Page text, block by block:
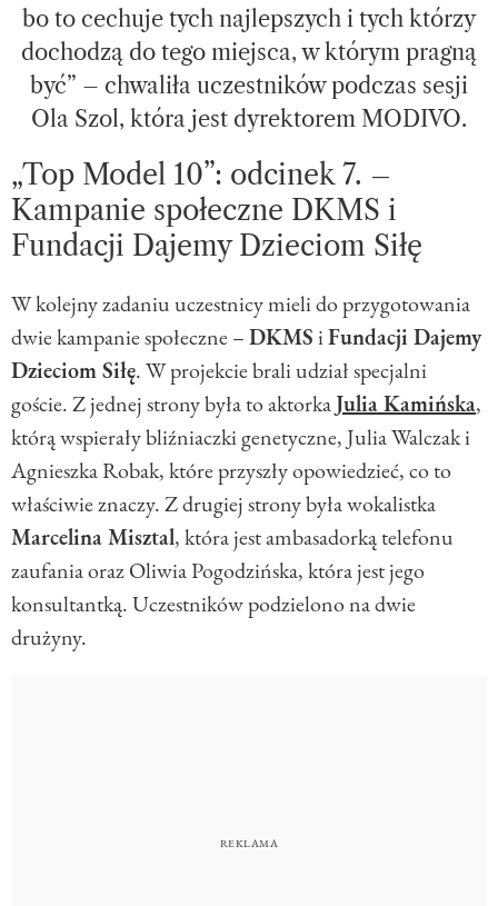
bo to cechuje tych najlepszych i tych którzy
dochodzą do tego miejsca, w którym pragną
być” – chwaliła uczestników podczas sesji
Ola Szol, która jest dyrektorem MODIVO.
„Top Model 10”: odcinek 7. –
Kampanie społeczne DKMS i
Fundacji Dajemy Dzieciom Siłę
W kolejny zadaniu uczestnicy mieli do przygotowania
dwie kampanie społeczne –DKMSiFundacji Dajemy
Dzieciom Siłę. W projekcie brali udział specjalni
goście. Z jednej strony była to aktorkaJulia Kamińska,
którą wspierały bliźniaczki genetyczne, Julia Walczak i
Agnieszka Robak, które przyszły opowiedzieć, co to
właściwie znaczy. Z drugiej strony była wokalistka
Marcelina Misztal, która jest ambasadorką telefonu
zaufania oraz Oliwia Pogodzińska, która jest jego
konsultantką. Uczestników podzielono na dwie
drużyny.